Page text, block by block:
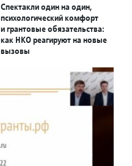
Спектакли один на один,
психологический комфорт
и грантовые обязательства:
как НКО реагируют на новые
вызовы